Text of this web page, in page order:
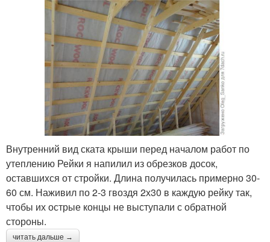
Внутренний вид ската крыши перед началом работ по
утеплению Рейки я напилил из обрезков досок,
оставшихся от стройки. Длина получилась примерно 30-
60 см. Наживил по 2-3 гвоздя 2х30 в каждую рейку так,
чтобы их острые концы не выступали с обратной
стороны.
читать дальше →